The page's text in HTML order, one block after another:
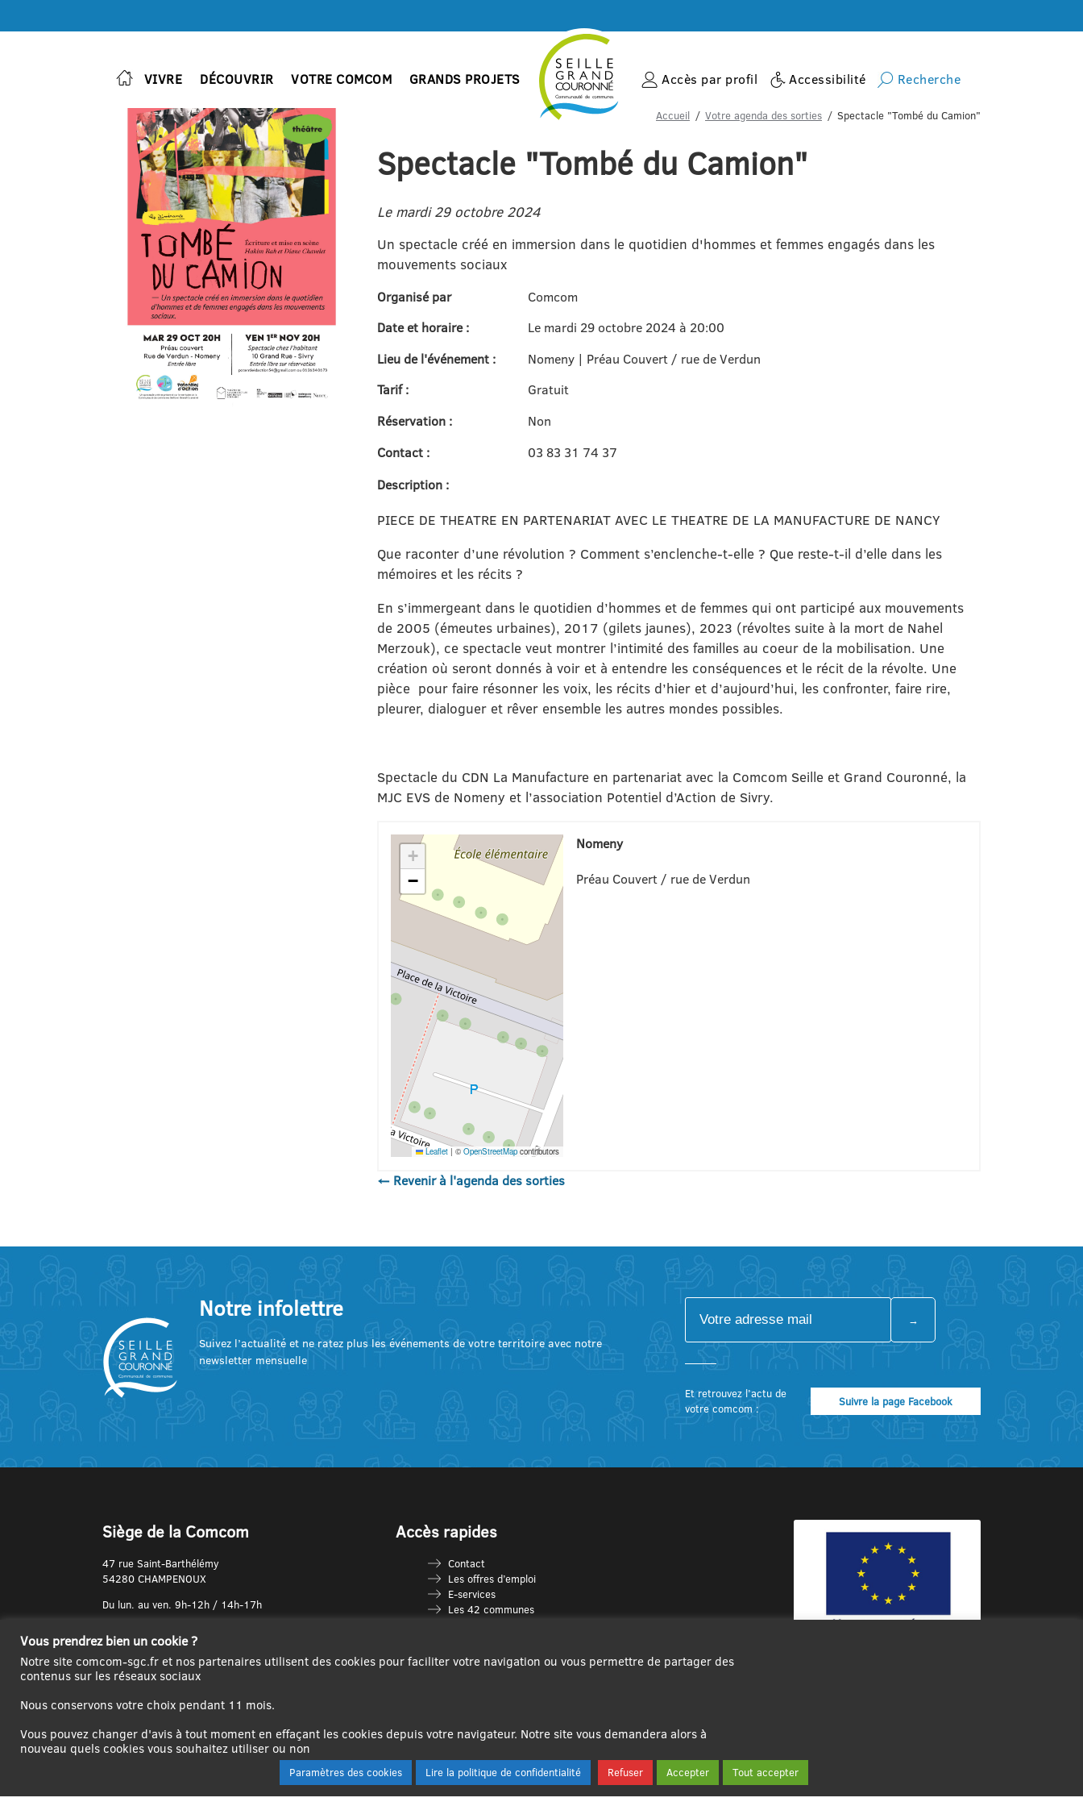
VIVRE DÉCOUVRIR VOTRE COMCOM GRANDS PROJETS Accès par profil Accessibilité Recherche
Accueil Votre agenda des sorties Spectacle "Tombé du Camion"
Spectacle "Tombé du Camion"
Le mardi 29 octobre 2024
Un spectacle créé en immersion dans le quotidien d'hommes et femmes engagés dans les
mouvements sociaux
Organisé par
Comcom
Date et horaire :
Le mardi 29 octobre 2024 à 20:00
Lieu de l'événement :
Nomeny | Préau Couvert / rue de Verdun
Tarif :
Gratuit
Réservation :
Non
Contact :
03 83 31 74 37
Description :
PIECE DE THEATRE EN PARTENARIAT AVEC LE THEATRE DE LA MANUFACTURE DE NANCY
Que raconter d’une révolution ? Comment s’enclenche-t-elle ? Que reste-t-il d’elle dans les
mémoires et les récits ?
En s’immergeant dans le quotidien d’hommes et de femmes qui ont participé aux mouvements
de 2005 (émeutes urbaines), 2017 (gilets jaunes), 2023 (révoltes suite à la mort de Nahel
Merzouk), ce spectacle veut montrer l’intimité des familles au coeur de la mobilisation. Une
création où seront donnés à voir et à entendre les conséquences et le récit de la révolte. Une
pièce pour faire résonner les voix, les récits d’hier et d’aujourd’hui, les confronter, faire rire,
pleurer, dialoguer et rêver ensemble les autres mondes possibles.
Spectacle du CDN La Manufacture en partenariat avec la Comcom Seille et Grand Couronné, la
MJC EVS de Nomeny et l’association Potentiel d’Action de Sivry.
+
−
Leaflet | ©OpenStreetMap contributors
Nomeny
Préau Couvert / rue de Verdun
← Revenir à l'agenda des sorties
Notre infolettre
Suivez l’actualité et ne ratez plus les événements de votre territoire avec notre
newsletter mensuelle
Et retrouvez l’actu de
votre comcom :
Suivre la page Facebook
Siège de la Comcom
47 rue Saint-Barthélémy
54280 CHAMPENOUX
Du lun. au ven. 9h-12h / 14h-17h
03 83 31 74 37
Accès rapides
Contact
Les offres d’emploi
E-services
Les 42 communes
Espace France Services
Les séniors
Vous prendrez bien un cookie ?
Notre site comcom-sgc.fr et nos partenaires utilisent des cookies pour faciliter votre navigation ou vous permettre de partager des
contenus sur les réseaux sociaux
Nous conservons votre choix pendant 11 mois.
Vous pouvez changer d'avis à tout moment en effaçant les cookies depuis votre navigateur. Notre site vous demandera alors à
nouveau quels cookies vous souhaitez utiliser ou non
Paramètres des cookies Lire la politique de confidentialité Refuser Accepter Tout accepter